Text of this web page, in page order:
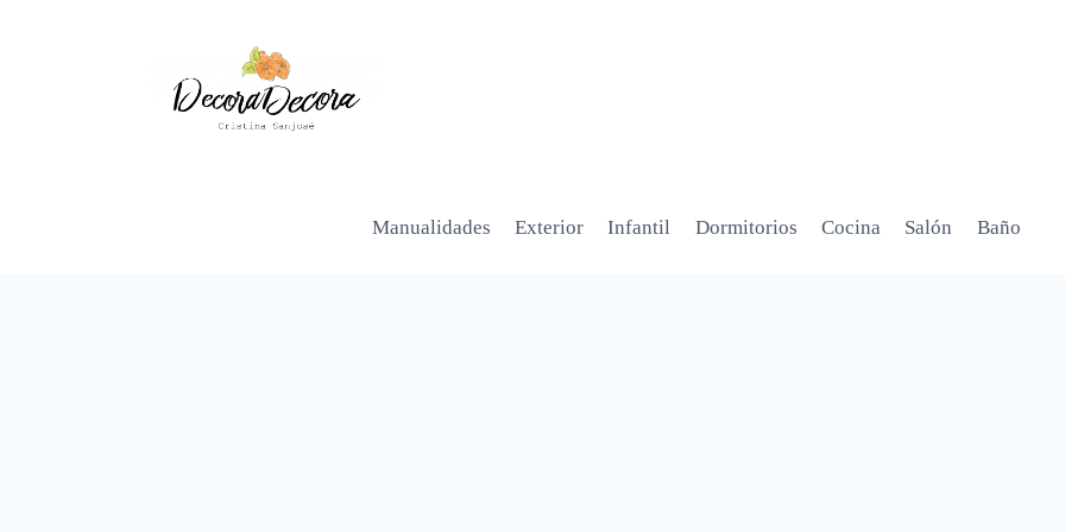
Manualidades Exterior Infantil Dormitorios Cocina Salón Baño